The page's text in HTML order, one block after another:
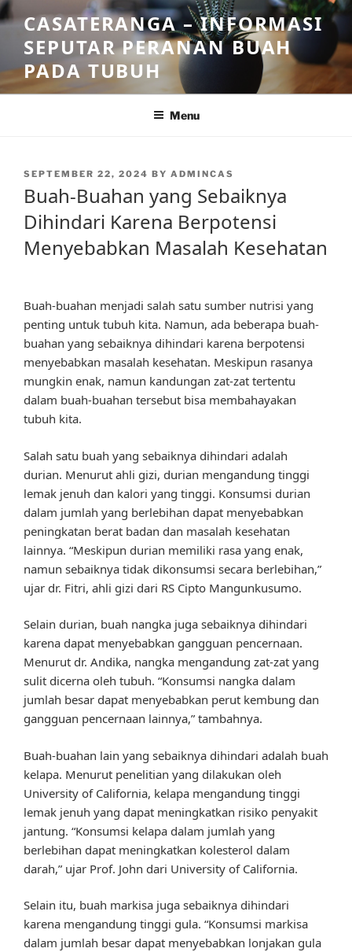
Skip
to
content
CASATERANGA – INFORMASI
SEPUTAR PERANAN BUAH
PADA TUBUH
Menu
POSTED
SEPTEMBER 22, 2024 BY ADMINCAS
Buah-Buahan yang Sebaiknya
Dihindari Karena Berpotensi
Menyebabkan Masalah Kesehatan
Buah-buahan menjadi salah satu sumber nutrisi yang
penting untuk tubuh kita. Namun, ada beberapa buah-
buahan yang sebaiknya dihindari karena berpotensi
menyebabkan masalah kesehatan. Meskipun rasanya
mungkin enak, namun kandungan zat-zat tertentu
dalam buah-buahan tersebut bisa membahayakan
tubuh kita.
Salah satu buah yang sebaiknya dihindari adalah
durian. Menurut ahli gizi, durian mengandung tinggi
lemak jenuh dan kalori yang tinggi. Konsumsi durian
dalam jumlah yang berlebihan dapat menyebabkan
peningkatan berat badan dan masalah kesehatan
lainnya. “Meskipun durian memiliki rasa yang enak,
namun sebaiknya tidak dikonsumsi secara berlebihan,”
ujar dr. Fitri, ahli gizi dari RS Cipto Mangunkusumo.
Selain durian, buah nangka juga sebaiknya dihindari
karena dapat menyebabkan gangguan pencernaan.
Menurut dr. Andika, nangka mengandung zat-zat yang
sulit dicerna oleh tubuh. “Konsumsi nangka dalam
jumlah besar dapat menyebabkan perut kembung dan
gangguan pencernaan lainnya,” tambahnya.
Buah-buahan lain yang sebaiknya dihindari adalah buah
kelapa. Menurut penelitian yang dilakukan oleh
University of California, kelapa mengandung tinggi
lemak jenuh yang dapat meningkatkan risiko penyakit
jantung. “Konsumsi kelapa dalam jumlah yang
berlebihan dapat meningkatkan kolesterol dalam
darah,” ujar Prof. John dari University of California.
Selain itu, buah markisa juga sebaiknya dihindari
karena mengandung tinggi gula. “Konsumsi markisa
dalam jumlah besar dapat menyebabkan lonjakan gula